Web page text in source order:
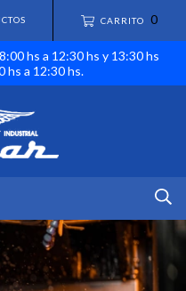
CARRITO 0
hs a 12:30 hs y 13:30 hs
hs a 12:30 hs.